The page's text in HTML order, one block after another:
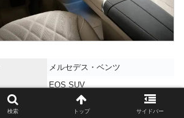
メルセデス・ベンツ
EQS SUV
360～544PS
検索 トップ サイドバー